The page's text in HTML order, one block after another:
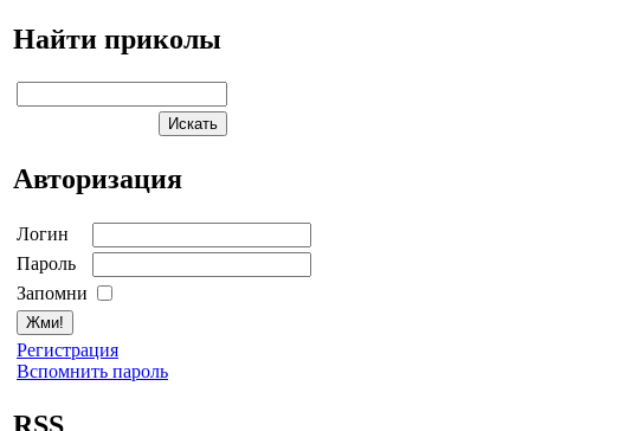
Найти приколы
Авторизация
Логин
Пароль
Запомни
Регистрация
Вспомнить пароль